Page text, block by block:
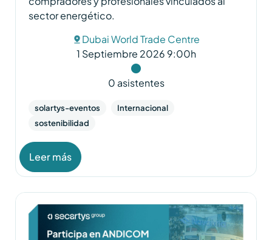
sector energético.
Dubai World Trade Centre
1 Septiembre 2026 9:00h
0 asistentes
solartys-eventos
Internacional
sostenibilidad
Leer más